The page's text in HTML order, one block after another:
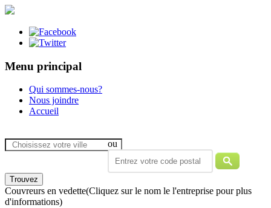
Menu principal
Qui sommes-nous?
Nous joindre
Accueil
ou
Couvreurs en vedette(Cliquez sur le nom le l'entreprise pour plus
d'informations)